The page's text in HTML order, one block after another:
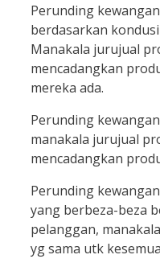
Perunding
berdasarkan
Manakala jurujual
mencadangkan
mereka ada.
Perunding
manakala jurujual
mencadangkan
Perunding
yang berbeza-beza
pelanggan,
yg sama utk